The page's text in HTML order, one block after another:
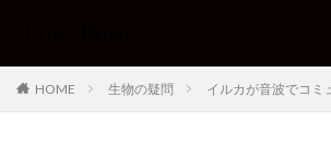
HOME 生物の疑問 イルカが音波でコミ